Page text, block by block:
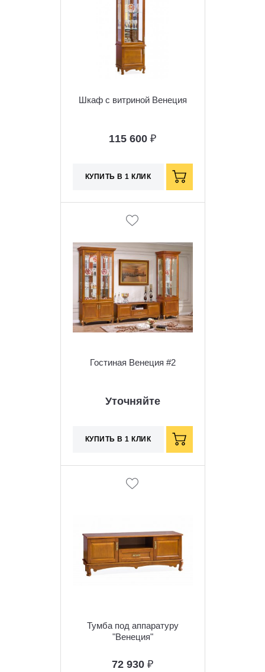
Шкаф с витриной Венеция
115 600 ₽
КУПИТЬ В 1 КЛИК
Гостиная Венеция #2
Уточняйте
КУПИТЬ В 1 КЛИК
Тумба под аппаратуру
"Венеция"
72 930 ₽